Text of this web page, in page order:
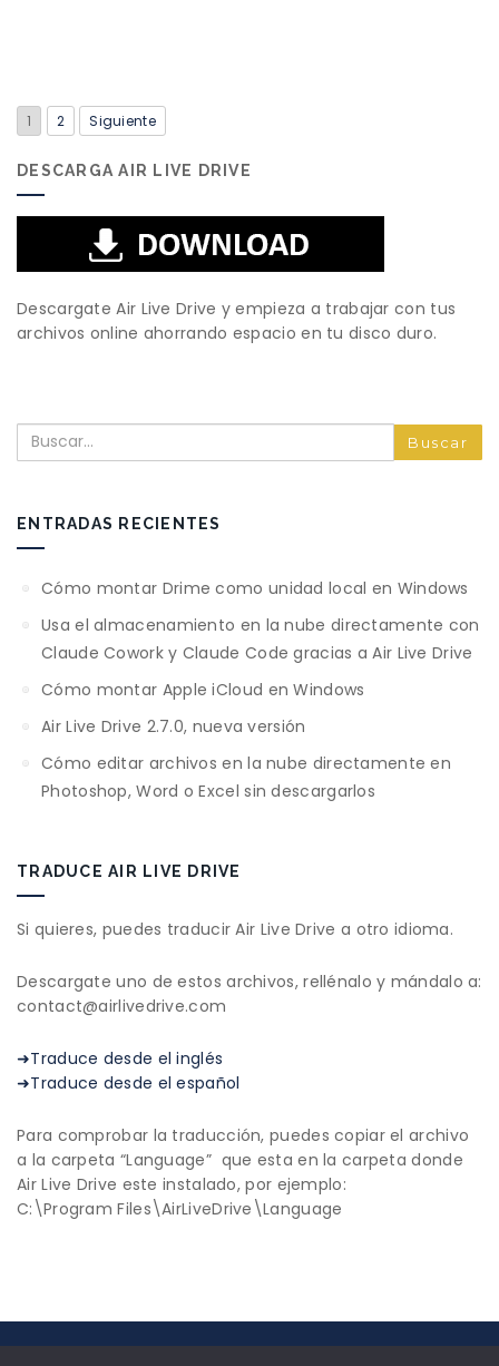
1 2 Siguiente
DESCARGA AIR LIVE DRIVE
Descargate Air Live Drive y empieza a trabajar con tus
archivos online ahorrando espacio en tu disco duro.
Buscar
ENTRADAS RECIENTES
Cómo montar Drime como unidad local en Windows
Usa el almacenamiento en la nube directamente con
Claude Cowork y Claude Code gracias a Air Live Drive
Cómo montar Apple iCloud en Windows
Air Live Drive 2.7.0, nueva versión
Cómo editar archivos en la nube directamente en
Photoshop, Word o Excel sin descargarlos
TRADUCE AIR LIVE DRIVE
Si quieres, puedes traducir Air Live Drive a otro idioma.
Descargate uno de estos archivos, rellénalo y mándalo a:
contact@airlivedrive.com
➜Traduce desde el inglés
➜Traduce desde el español
Para comprobar la traducción, puedes copiar el archivo
a la carpeta “Language” que esta en la carpeta donde
Air Live Drive este instalado, por ejemplo:
C:\Program Files\AirLiveDrive\Language